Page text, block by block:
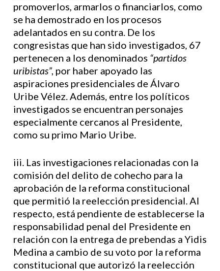
promoverlos, armarlos o financiarlos, como
se ha demostrado en los procesos
adelantados en su contra. De los
congresistas que han sido investigados, 67
pertenecen a los denominados “partidos
uribistas”, por haber apoyado las
aspiraciones presidenciales de Álvaro
Uribe Vélez. Además, entre los políticos
investigados se encuentran personajes
especialmente cercanos al Presidente,
como su primo Mario Uribe.
iii. Las investigaciones relacionadas con la
comisión del delito de cohecho para la
aprobación de la reforma constitucional
que permitió la reelección presidencial. Al
respecto, está pendiente de establecerse la
responsabilidad penal del Presidente en
relación con la entrega de prebendas a Yidis
Medina a cambio de su voto por la reforma
constitucional que autorizó la reelección